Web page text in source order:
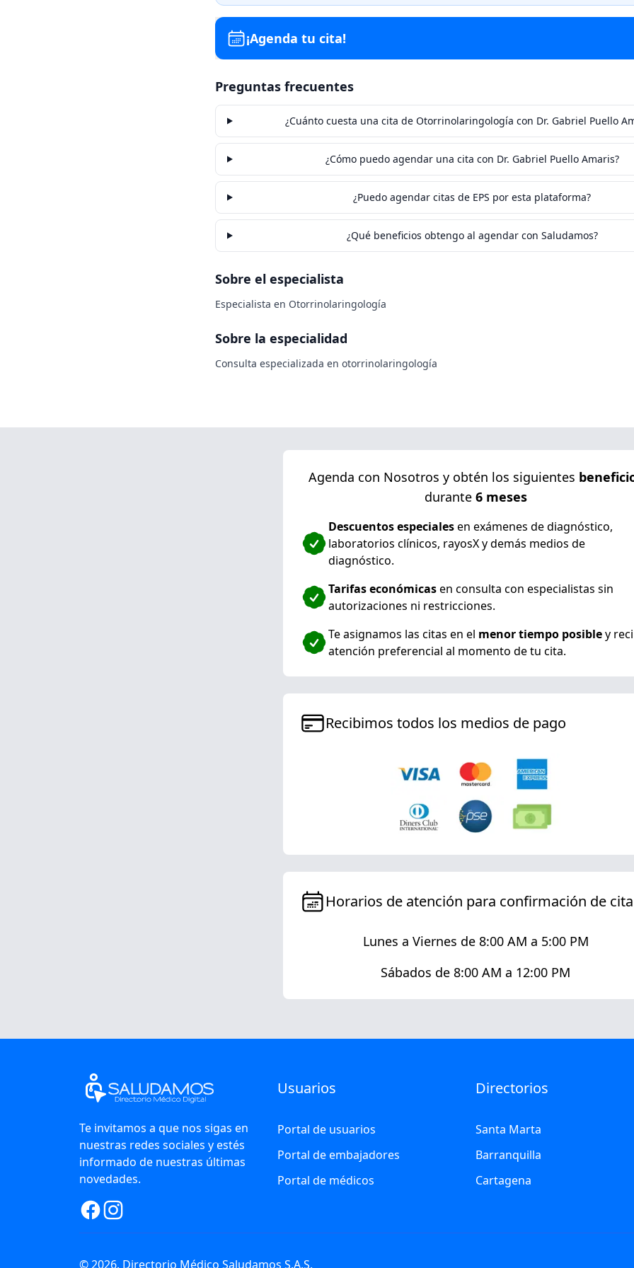
¡Agenda tu cita!
Preguntas frecuentes
¿Cuánto cuesta una cita de Otorrinolaringología con Dr. Gabriel Puello
¿Cómo puedo agendar una cita con Dr. Gabriel Puello Amaris?
¿Puedo agendar citas de EPS por esta plataforma?
¿Qué beneficios obtengo al agendar con Saludamos?
Sobre el especialista
Especialista en Otorrinolaringología
Sobre la especialidad
Consulta especializada en otorrinolaringología
Agenda con Nosotros y obtén los siguientes
durante 6 meses
Descuentos especialesen exámenes de diagnóstico,
laboratorios clínicos, rayosX y demás medios de
diagnóstico.
Tarifas económicasen consulta con especialistas sin
autorizaciones ni restricciones.
Te asignamos las citas en el menor tiempo posibley
atención preferencial al momento de tu cita.
Recibimos todos los medios de pago
Horarios de atención para confirmación de
Lunes a Viernes de 8:00 AM a 5:00 PM
Sábados de 8:00 AM a 12:00 PM
Te invitamos a que nos sigas en
nuestras redes sociales y estés
informado de nuestras últimas
novedades.
Usuarios
Portal de usuarios
Portal de embajadores
Portal de médicos
Directorios
Santa Marta
Barranquilla
Cartagena
© 2026. Directorio Médico Saludamos S.A.S.